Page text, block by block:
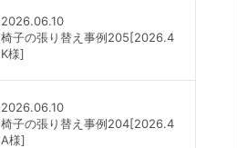
2026.06.10
椅子の張り替え事例205[2026.4
K様]
2026.06.10
椅子の張り替え事例204[2026.4
A様]